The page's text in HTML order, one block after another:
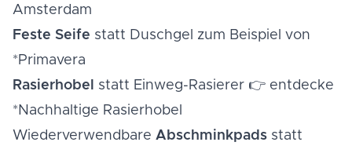
Amsterdam
Feste Seife statt Duschgel zum Beispiel von
*Primavera
Rasierhobel
statt Einweg-Rasierer 👉 entdecke
*Nachhaltige Rasierhobel
Wiederverwendbare Abschminkpads statt